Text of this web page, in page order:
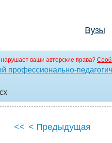
Вузы
ваши авторские права?
профессионально-
<< < Предыдущая